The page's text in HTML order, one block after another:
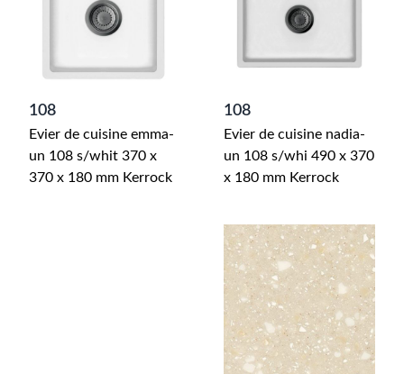
108
Evier de cuisine emma-
un 108 s/whit 370 x
370 x 180 mm Kerrock
108
Evier de cuisine nadia-
un 108 s/whi 490 x 370
x 180 mm Kerrock